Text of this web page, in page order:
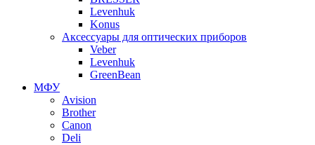
Levenhuk
Konus
Аксессуары для оптических приборов
Veber
Levenhuk
GreenBean
МФУ
Avision
Brother
Canon
Deli